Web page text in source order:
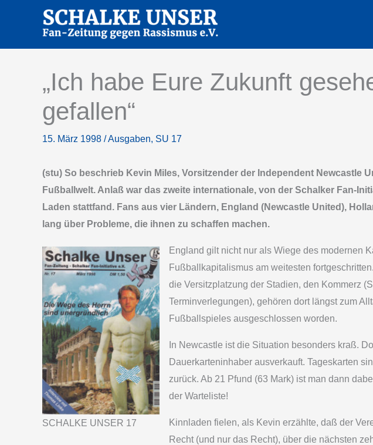
„Ich habe Eure Zukunft
gefallen“
15. März 1998 /Ausgaben, SU 17
(stu) So beschrieb Kevin Miles, Vorsitzender der Independent Newcastle
Fußballwelt. Anlaß war das zweite internationale, von der Schalker Fan-
Laden stattfand. Fans aus vier Ländern, England (Newcastle United),
lang über Probleme, die ihnen zu schaffen machen.
SCHALKE UNSER 17
England gilt nicht nur als Wiege des modernen
Fußballkapitalismus am weitesten
die Versitzplatzung der Stadien, den Kommerz
Terminverlegungen), gehören dort längst zum
Fußballspieles ausgeschlossen worden.
In Newcastle ist die Situation besonders kraß.
Dauerkarteninhaber ausverkauft. Tageskarten
zurück. Ab 21 Pfund (63 Mark) ist man dann
der Warteliste!
Kinnladen fielen, als Kevin erzählte, daß der
Recht (und nur das Recht), über die nächsten